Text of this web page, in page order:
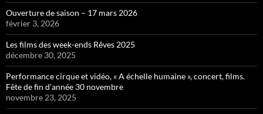
Ouverture de saison – 17 mars 2026
février 3, 2026
Les films des week-ends Rêves 2025
décembre 30, 2025
Performance cirque et vidéo, « A échelle humaine », concert, films.
Fête de fin d’année 30 novembre
novembre 23, 2025